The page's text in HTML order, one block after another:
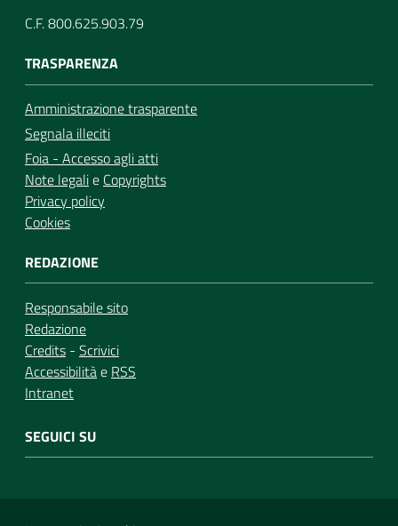
C.F. 800.625.903.79
TRASPARENZA
Amministrazione trasparente
Segnala illeciti
Foia - Accesso agli atti
Note legalie Copyrights
Privacy policy
Cookies
REDAZIONE
Responsabile sito
Redazione
Credits - Scrivici
Accessibilitàe RSS
Intranet
SEGUICI SU